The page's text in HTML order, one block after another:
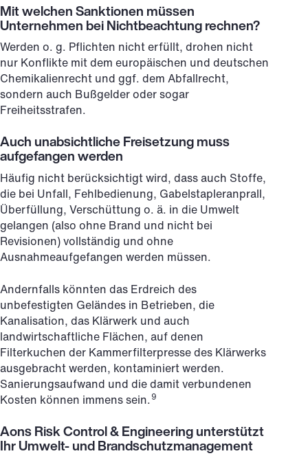
Mit welchen Sanktionen müssen
Unternehmen bei Nichtbeachtung rechnen?
Werden o. g. Pflichten nicht erfüllt, drohen nicht
nur Konflikte mit dem europäischen und deutschen
Chemikalienrecht und ggf. dem Abfallrecht,
sondern auch Bußgelder oder sogar
Freiheitsstrafen.
Auch unabsichtliche Freisetzung muss
aufgefangen werden
Häufig nicht berücksichtigt wird, dass auch Stoffe,
die bei Unfall, Fehlbedienung, Gabelstapleranprall,
Überfüllung, Verschüttung o. ä. in die Umwelt
gelangen (also ohne Brand und nicht bei
Revisionen) vollständig und ohne
Ausnahmeaufgefangen werden müssen.
Andernfalls könnten das Erdreich des
unbefestigten Geländes in Betrieben, die
Kanalisation, das Klärwerk und auch
landwirtschaftliche Flächen, auf denen
Filterkuchen der Kammerfilterpresse des Klärwerks
ausgebracht werden, kontaminiert werden.
Sanierungsaufwand und die damit verbundenen
Kosten können immens sein.9
Aons Risk Control & Engineering unterstützt
Ihr Umwelt- und Brandschutzmanagement